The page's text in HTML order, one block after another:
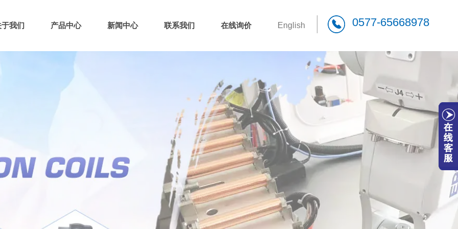
于我们 产品中心 新闻中心 联系我们 在线询价 English 0577-65668978